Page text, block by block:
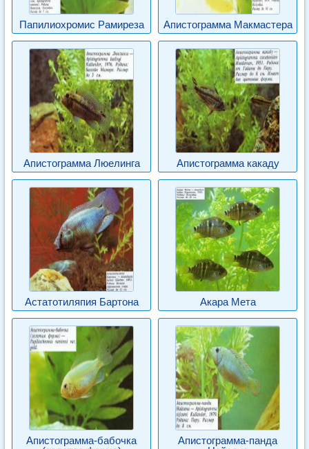
Папилиохромис Рамиреза Апистограмма Макмастера
Апистограмма Люелинга Апистограмма какаду
Астатотиляпия Бартона Акара Мета
Апистограмма-бабочка
Апистограмма-панда